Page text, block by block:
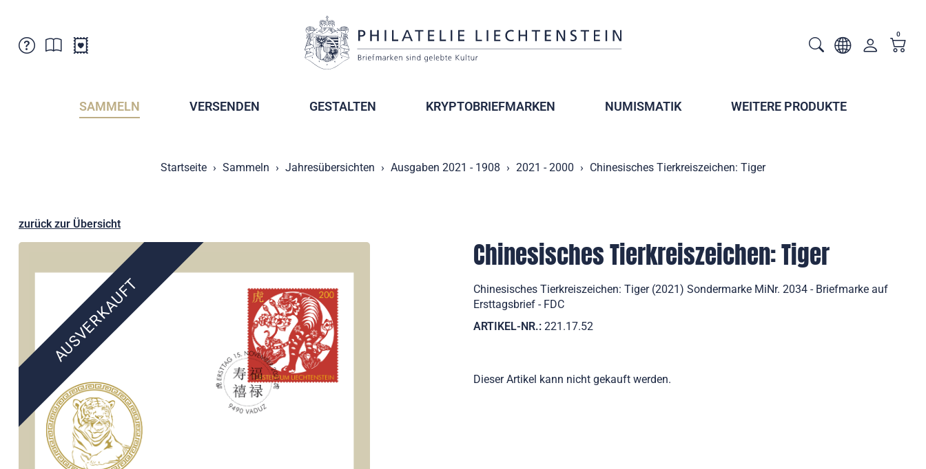
Verkaufsstellen
Postcrossing
Abonnemente
0
SAMMELN VERSENDEN GESTALTEN KRYPTOBRIEFMARKEN NUMISMATIK WEITERE PRODUKTE
Startseite Sammeln Jahresübersichten Ausgaben 2021 - 1908 2021 - 2000 Chinesisches Tierkreiszeichen: Tiger
zurück zur Übersicht
AUSVERKAUFT
Chinesisches Tierkreiszeichen: Tiger
Chinesisches Tierkreiszeichen: Tiger (2021) Sondermarke MiNr. 2034 - Briefmarke auf
Ersttagsbrief - FDC
ARTIKEL-NR.: 221.17.52
Dieser Artikel kann nicht gekauft werden.